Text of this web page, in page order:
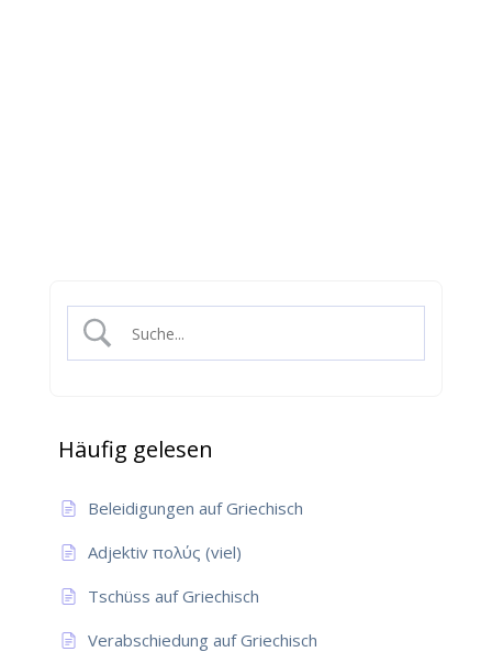
Häufig gelesen
Beleidigungen auf Griechisch
Adjektiv πολύς (viel)
Tschüss auf Griechisch
Verabschiedung auf Griechisch